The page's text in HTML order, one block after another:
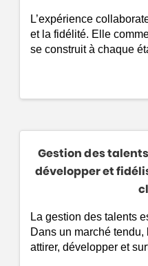
L’expérience
et la fidélité. Elle
se construit à chaque
Gestion des
développer et
La gestion des talents
Dans un marché
attirer, développer et